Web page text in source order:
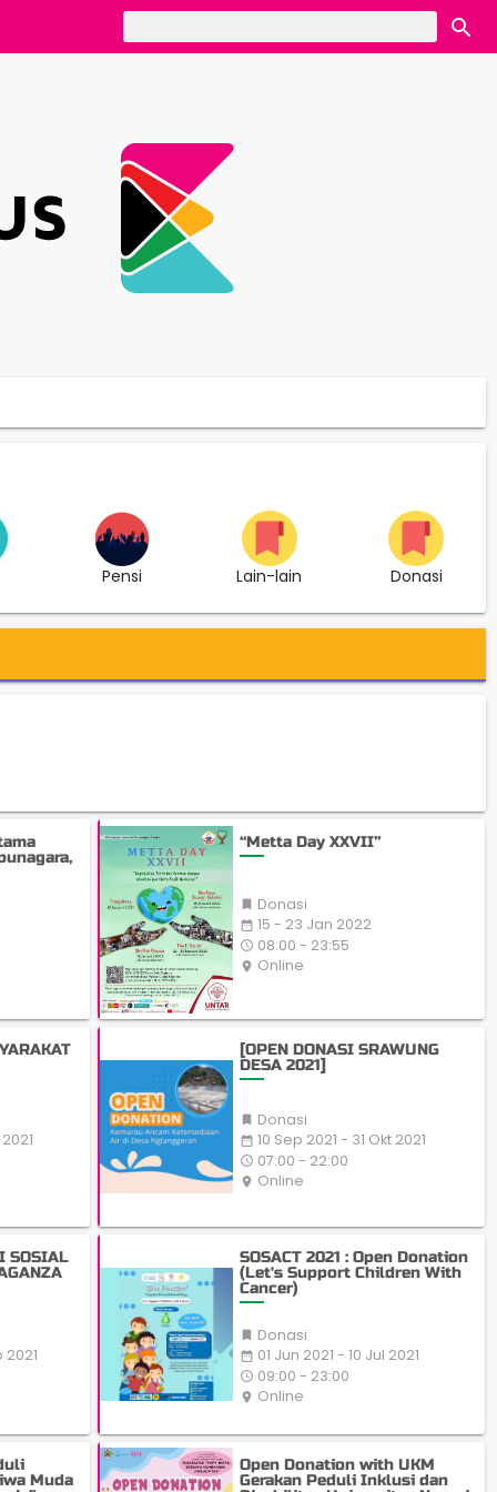
Pensi Lain-lain Donasi
“Metta Day XXVII”
Donasi
date_range 15 - 23 Jan 2022
access_time 08:00 - 23:55
place Online
[OPEN DONASI SRAWUNG
DESA 2021]
Donasi
date_range 10 Sep 2021 - 31 Okt 2021
access_time 07:00 - 22:00
place Online
SOSIAL
2021
SOSACT 2021 : Open Donation
(Let's Support Children With
Cancer)
Donasi
date_range 01 Jun 2021 - 10 Jul 2021
access_time 09:00 - 23:00
place Online
Muda
Open Donation with UKM
Gerakan Peduli Inklusi dan